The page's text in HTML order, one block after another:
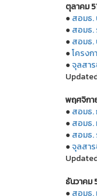
ตุลาคม
●สอมธ.
●สอมธ.
●สอมธ.
●โครงก
●จุลสา
พฤศจิกา
●สอมธ.
●สอมธ.
●สอมธ.
●จุลสา
ธันวาคม
●สอมธ.